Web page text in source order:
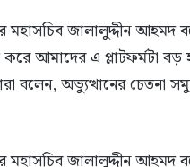
মহাসচিব জালালুদ্দীন আহমদ
আমাদের এ প্লাটফর্মটা
বলেন, অভ্যুত্থানের চেতনা
মহাসচিব জালালুদ্দীন